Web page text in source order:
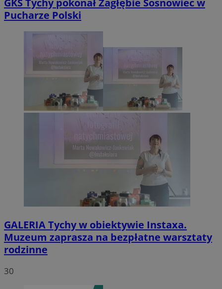
GKS Tychy pokonał Zagłębie Sosnowiec w
Pucharze Polski
GALERIATychy w obiektywie Instaxa.
Muzeum zaprasza na bezpłatne warsztaty
rodzinne
30